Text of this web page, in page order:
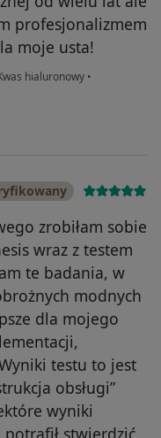
profesjonalizmem
moje usta!
hialuronowy •
zrobiłam sobie
wraz z testem
te badania, w
modnych
dla mojego
testu to jest
obsługi”
wyniki